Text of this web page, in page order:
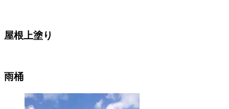
屋根上塗り
雨桶